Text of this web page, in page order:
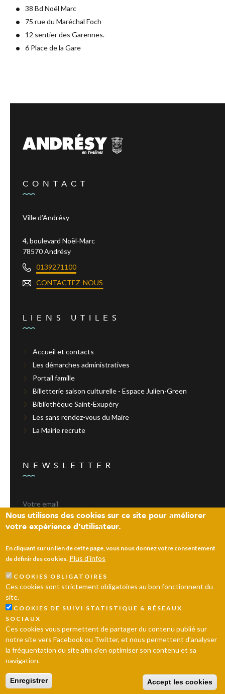
38 Bd Noël Marc
75 rue du Maréchal Foch
12 sentier des Garennes.
6 Place de la Gare
CONTACT
Ville d’Andrésy
4, boulevard Noël-Marc
78570 Andrésy
0139271100
CONTACTEZ-NOUS
LIENS UTILES
Accueil et contacts
Les démarches administratives
Portail famille
Billetterie saison culturelle - Espace Julien-Green
Bibliothèque Saint-Exupéry
Les sans rendez-vous du Maire
La Mairie recrute
NEWSLETTER
ENVOYER
Plan du site
Nous utilisons des cookies sur ce site pour améliorer
votre expérience d'utilisateur.
En cliquant sur un lien de cette page, vous nous donnez votre consentement
de définir des cookies. Plus d'infos
COOKIES OBLIGATOIRES
Ces cookies sont strictement obligatoires au bon fonctionnent du
site.
COOKIES DE SUIVI STATISTIQUE & RÉSEAUX
SOCIAUX
Ces cookies vous permettent de partager du contenu publié sur
notre site vers Facebook ou Twitter, et nous permettent d'analyser
la fréquentation du site afin d'en optimiser son contenu et sa
navigation.
Enregistrer Accept les cookies